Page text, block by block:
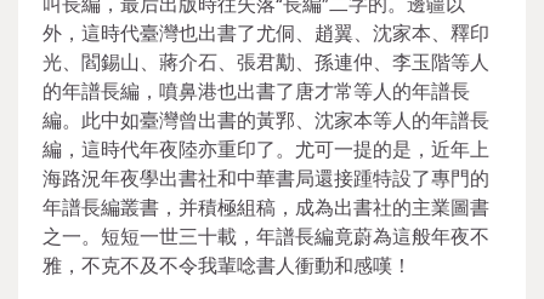
外，這時代臺灣也出書了尤侗、趙翼、沈家本、釋印
光、閻錫山、蔣介石、張君勱、孫連仲、李玉階等人
的年譜長編，噴鼻港也出書了唐才常等人的年譜長
編。此中如臺灣曾出書的黃郛、沈家本等人的年譜長
編，這時代年夜陸亦重印了。尤可一提的是，近年上
海路況年夜學出書社和中華書局還接踵特設了專門的
年譜長編叢書，并積極組稿，成為出書社的主業圖書
之一。短短一世三十載，年譜長編竟蔚為這般年夜不
雅，不克不及不令我輩唸書人衝動和感嘆！